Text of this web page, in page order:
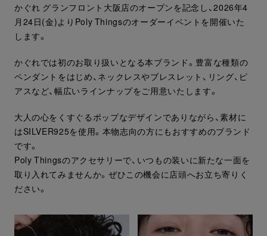
かぐれ グランフロント大阪店のオープンを記念し、2026年4
月24日(金)よりPoly Thingsのオーダーイベントを開催いた
します。
かぐれでは初のお取り扱いとなる本ブランド。豊富な種類の
ペンダントをはじめ、ネックレスやブレスレット、リング、ピ
アスなど、幅広いラインナップをご用意いたします。
大人の心をくすぐるポップなデザインでありながら、素材に
はSILVER925を使用。本物志向の方にもおすすめのブランド
です。
Poly Thingsのアクセサリーで、いつもの装いに新たな一面を
取り入れてみませんか。ぜひこの機会に店頭へお立ち寄りく
ださい。